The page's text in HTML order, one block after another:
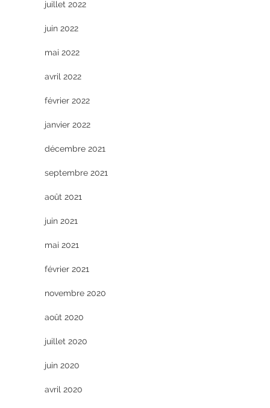
juillet 2022
juin 2022
mai 2022
avril 2022
février 2022
janvier 2022
décembre 2021
septembre 2021
août 2021
juin 2021
mai 2021
février 2021
novembre 2020
août 2020
juillet 2020
juin 2020
avril 2020